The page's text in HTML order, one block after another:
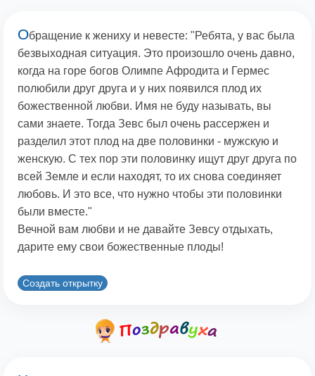
Обращение к жениху и невесте: "Ребята, у вас была
безвыходная ситуация. Это произошло очень давно,
когда на горе богов Олимпе Афродита и Гермес
полюбили друг друга и у них появился плод их
божественной любви. Имя не буду называть, вы
сами знаете. Тогда Зевс был очень рассержен и
разделил этот плод на две половинки - мужскую и
женскую. С тех пор эти половинку ищут друг друга по
всей Земле и если находят, то их снова соединяет
любовь. И это все, что нужно чтобы эти половинки
были вместе."
Вечной вам любви и не давайте Зевсу отдыхать,
дарите ему свои божественные плоды!
Создать открытку